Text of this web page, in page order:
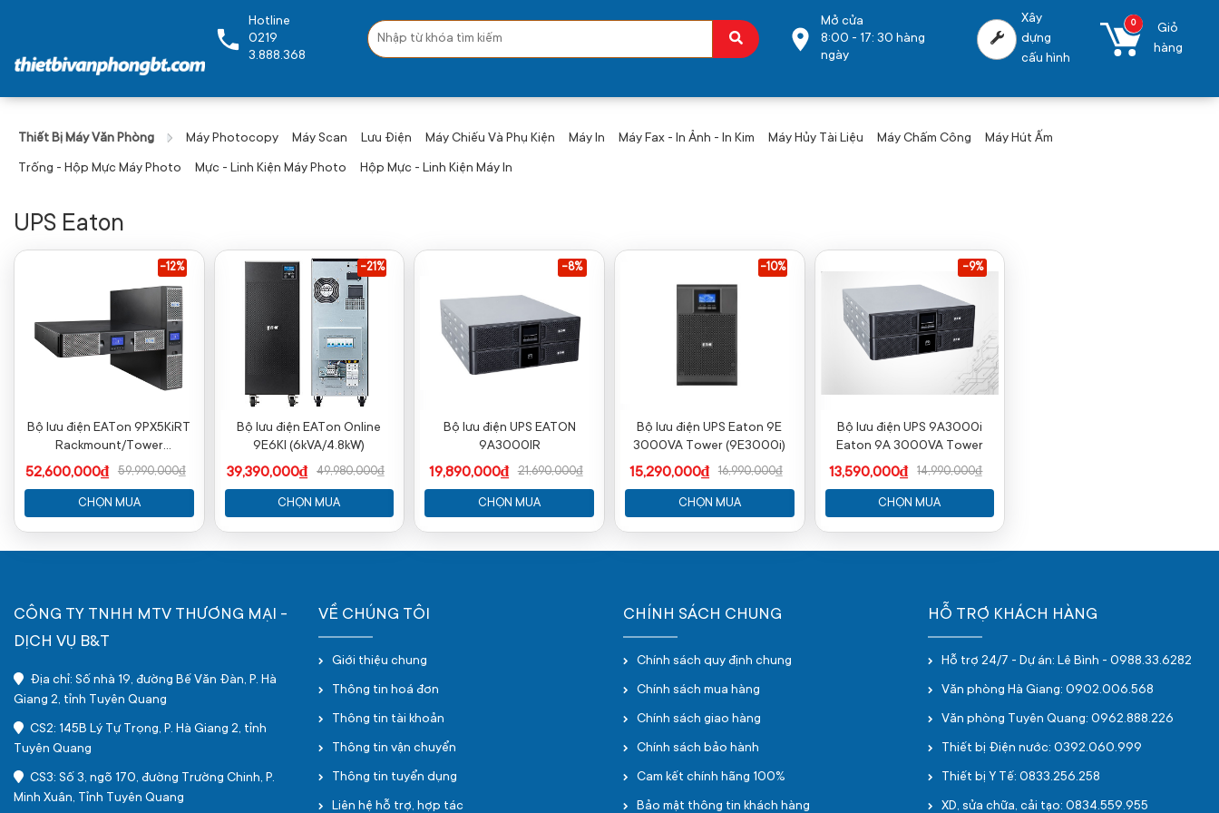
Hotline
0219
3.888.368
Mở cửa
8:00 - 17: 30 hàng
ngày
Xây
dựng
cấu hình
0
Giỏ
hàng
Thiết Bị Máy Văn Phòng Máy Photocopy Máy Scan Lưu Điện Máy Chiếu Và Phụ Kiện Máy In Máy Fax - In Ảnh - In Kim Máy Hủy Tài Liệu Máy Chấm Công Máy Hút Ấm
Trống - Hộp Mực Máy Photo Mực - Linh Kiện Máy Photo Hộp Mực - Linh Kiện Máy In
UPS Eaton
Bộ lưu điện EATon 9PX5KiRT
Rackmount/Tower
(5000VA/4500W)
52,600,000₫ 59,990,000₫
-12%
CHỌN MUA
Bộ lưu điện EATon Online
9E6KI (6kVA/4.8kW)
39,390,000₫ 49,980,000₫
-21%
CHỌN MUA
Bộ lưu điện UPS EATON
9A3000IR
19,890,000₫ 21,690,000₫
-8%
CHỌN MUA
Bộ lưu điện UPS Eaton 9E
3000VA Tower (9E3000i)
15,290,000₫ 16,990,000₫
-10%
CHỌN MUA
Bộ lưu điện UPS 9A3000i
Eaton 9A 3000VA Tower
13,590,000₫ 14,990,000₫
-9%
CHỌN MUA
CÔNG TY TNHH MTV THƯƠNG MẠI -
DỊCH VỤ B&T
Địa chỉ: Số nhà 19, đường Bế Văn Đàn, P. Hà
Giang 2, tỉnh Tuyên Quang
CS2: 145B Lý Tự Trọng, P. Hà Giang 2, tỉnh
Tuyên Quang
CS3: Số 3, ngõ 170, đường Trường Chinh, P.
Minh Xuân, Tỉnh Tuyên Quang
VỀ CHÚNG TÔI
Giới thiệu chung
Thông tin hoá đơn
Thông tin tài khoản
Thông tin vận chuyển
Thông tin tuyển dụng
Liên hệ hỗ trợ, hợp tác
CHÍNH SÁCH CHUNG
Chính sách quy định chung
Chính sách mua hàng
Chính sách giao hàng
Chính sách bảo hành
Cam kết chính hãng 100%
Bảo mật thông tin khách hàng
HỖ TRỢ KHÁCH HÀNG
Hỗ trợ 24/7 - Dự án: Lê Bình - 0988.33.6282
Văn phòng Hà Giang: 0902.006.568
Văn phòng Tuyên Quang: 0962.888.226
Thiết bị Điện nước: 0392.060.999
Thiết bị Y Tế: 0833.256.258
XD, sửa chữa, cải tạo: 0834.559.955